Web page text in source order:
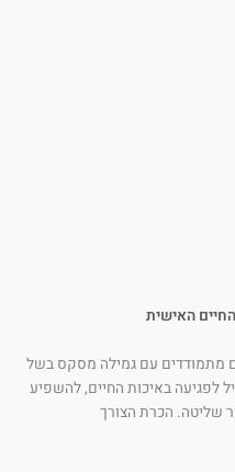
האישית
עם גמילה מסקס בשל
באיכות החיים, להשפיע
הכרת הצורך